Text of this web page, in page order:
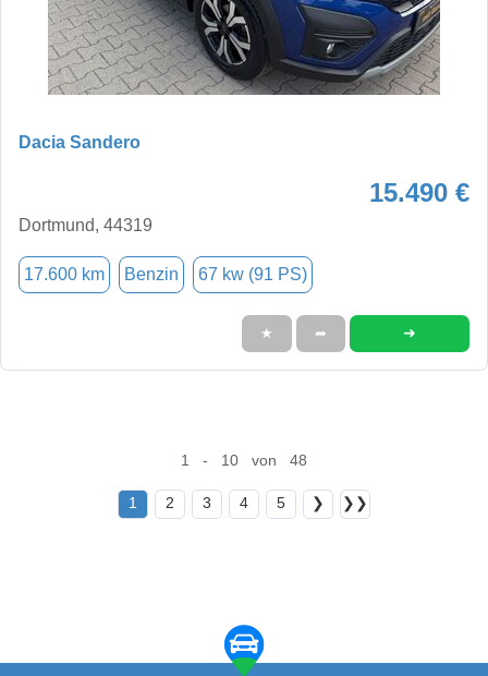
Dacia Sandero
15.490 €
Dortmund, 44319
17.600 km Benzin 67 kw (91 PS)
★ ➦ ➜
1 - 10 von 48
1 2 3 4 5 ❯ ❯❯